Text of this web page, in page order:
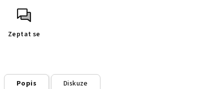
Zeptat se
Popis Diskuze